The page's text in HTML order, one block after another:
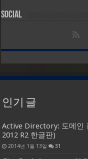
Social
인기 글
Active Directory: 도메인
2012 R2 한글판)
2014년 1월 13일 31